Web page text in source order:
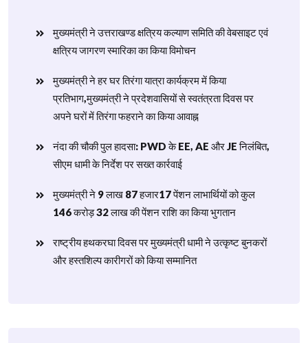
मुख्यमंत्री ने उत्तराखण्ड क्षत्रिय कल्याण समिति की वेबसाइट एवं
क्षत्रिय जागरण स्मारिका का किया विमोचन
मुख्यमंत्री ने हर घर तिरंगा यात्रा कार्यक्रम में किया
प्रतिभाग,मुख्यमंत्री ने प्रदेशवासियों से स्वतंत्रता दिवस पर
अपने घरों में तिरंगा फहराने का किया आवाह्न
नंदा की चौकी पुल हादसा: PWD के EE, AE और JE निलंबित,
सीएम धामी के निर्देश पर सख्त कार्रवाई
मुख्यमंत्री ने 9 लाख 87 हजार17 पेंशन लाभार्थियों को कुल
146 करोड़ 32 लाख की पेंशन राशि का किया भुगतान
राष्ट्रीय हथकरघा दिवस पर मुख्यमंत्री धामी ने उत्कृष्ट बुनकरों
और हस्तशिल्प कारीगरों को किया सम्मानित